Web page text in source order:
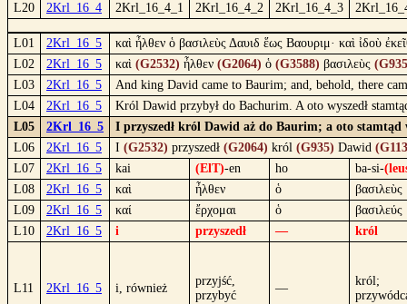
L20
2Krl_16_4 2Krl_16_4_1 2Krl_16_4_2 2Krl_16_4_3
L01 2Krl_16_5
καὶ ἦλθεν ὁ βασιλεὺς Δαυιδ ἕως Βαουριμ· καὶ ἰδοὺ
L02
2Krl_16_5 καὶ (G2532) ἦλθεν (G2064) ὁ (G3588) βασιλεὺς
L03
2Krl_16_5
And king David came to Baurim; and, behold, there
L04
2Krl_16_5
Król Dawid przybył do Bachurim. A oto wyszedł
L05
2Krl_16_5
I przyszedł król Dawid aż do Baurim; a oto stamtąd
L06
2Krl_16_5 I (G2532) przyszedł (G2064) król (G935) Dawid
L07
2Krl_16_5 kai (ElT)-en ho ba-si-
L08
2Krl_16_5 καὶ ἦλθεν ὁ
βασιλεὺς
L09
2Krl_16_5 καί ἔρχομαι ὁ
βασιλεύς
L10
2Krl_16_5 i przyszedł — król
L11 2Krl_16_5 i, również
przyjść,
przybyć
—
król;